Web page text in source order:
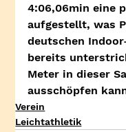
4:06,06min eine
aufgestellt, was
deutschen
bereits
Meter in dieser
ausschöpfen
Verein
Leichtathletik